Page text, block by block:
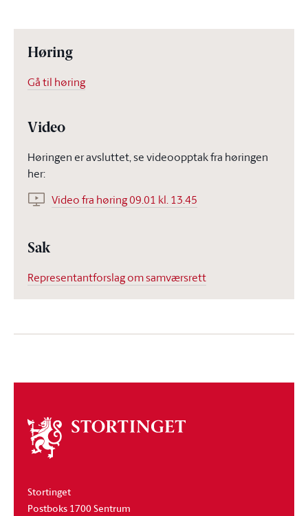
Høring
Gå til høring
Video
Høringen er avsluttet, se videoopptak fra høringen
her:
Video fra høring 09.01 kl. 13.45
Sak
Representantforslag om samværsrett
Om
stortinget
Stortinget
Postboks 1700 Sentrum